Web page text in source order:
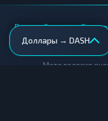
Доллары → DASH
Вики • Города •
Методология